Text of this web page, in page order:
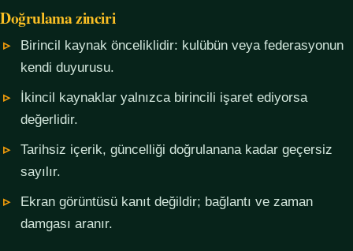
Doğrulama zinciri
Birincil kaynak önceliklidir: kulübün veya federasyonun
kendi duyurusu.
İkincil kaynaklar yalnızca birincili işaret ediyorsa
değerlidir.
Tarihsiz içerik, güncelliği doğrulanana kadar geçersiz
sayılır.
Ekran görüntüsü kanıt değildir; bağlantı ve zaman
damgası aranır.